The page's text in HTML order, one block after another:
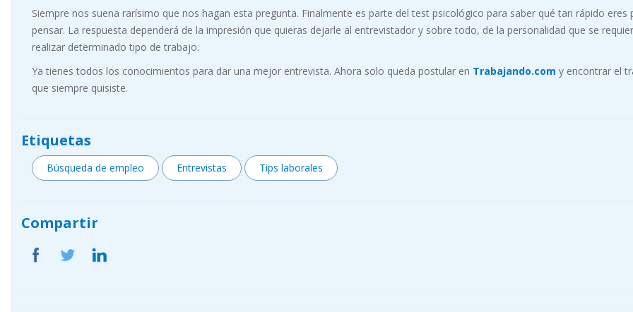
Siempre nos suena rarísimo que nos hagan esta pregunta. Finalmente es parte del test psicológico para saber qué tan rápido eres
pensar. La respuesta dependerá de la impresión que quieras dejarle al entrevistador y sobre todo, de la personalidad que se
realizar determinado tipo de trabajo.
Ya tienes todos los conocimientos para dar una mejor entrevista. Ahora solo queda postular en Trabajando.com y encontrar el
que siempre quisiste.
Etiquetas
Búsqueda de empleo Entrevistas Tips laborales
Compartir